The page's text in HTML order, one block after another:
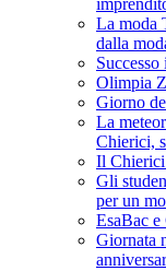
La moda
dalla
Olimpia
Giorno
La
Chierici,
Il Chierici
Gli
per un
EsaBac
Giornata